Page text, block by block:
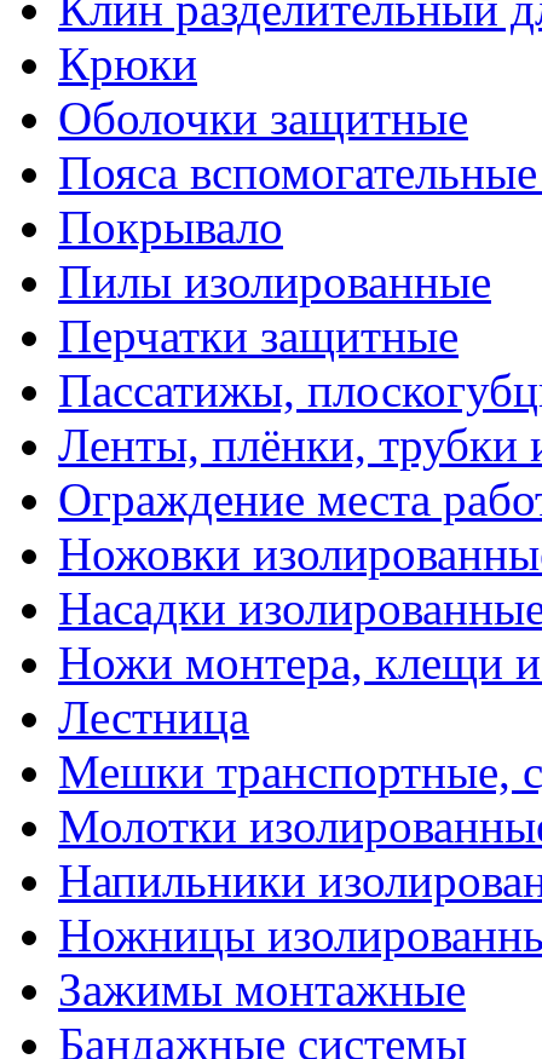
Крюки
Оболочки защитные
Пояса
Покрывало
Пилы изолированные
Перчатки защитные
Пассатижы,
Ленты, плёнки, трубки
Ограждение места
Ножовки
Насадки
Ножи монтера, клещи
Лестница
Мешки транспортные,
Молотки
Напильники
Ножницы
Зажимы монтажные
Бандажные системы